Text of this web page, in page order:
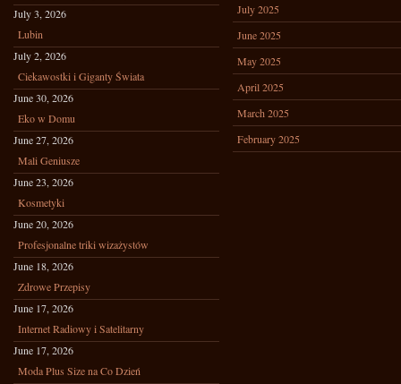
July 3, 2026
Lubin
July 2, 2026
Ciekawostki i Giganty Świata
June 30, 2026
Eko w Domu
June 27, 2026
Mali Geniusze
June 23, 2026
Kosmetyki
June 20, 2026
Profesjonalne triki wizażystów
June 18, 2026
Zdrowe Przepisy
June 17, 2026
Internet Radiowy i Satelitarny
June 17, 2026
Moda Plus Size na Co Dzień
July 2025
June 2025
May 2025
April 2025
March 2025
February 2025